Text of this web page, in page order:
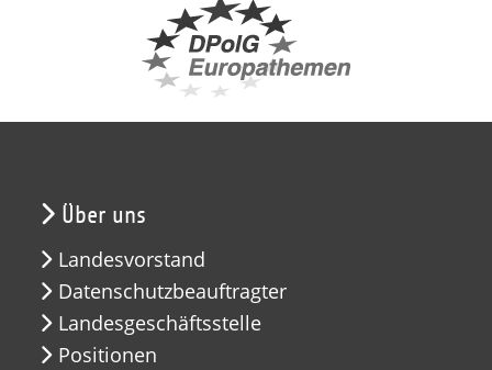
Über uns
Landesvorstand
Datenschutzbeauftragter
Landesgeschäftsstelle
Positionen